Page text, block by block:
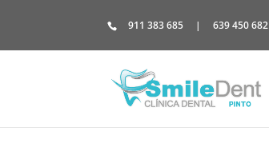
911 383 685 | 639 450 682